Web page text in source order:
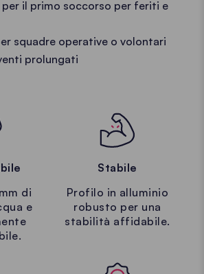
per il primo soccorso per feriti e
squadre operative o volontari
prolungati
di
e
Stabile
Profilo in alluminio
robusto per una
stabilità affidabile.